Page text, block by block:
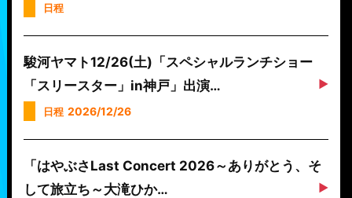
日程
駿河ヤマト12/26(土)「スペシャルランチショー
「スリースター」in神戸」出演…
日程 2026/12/26
「はやぶさLast Concert 2026～ありがとう、そ
して旅立ち～大滝ひか…